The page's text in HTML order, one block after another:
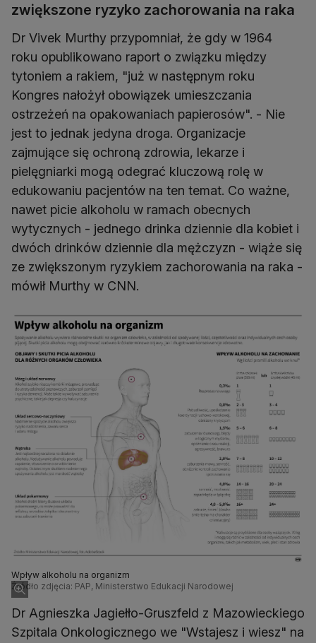
zwiększone ryzyko zachorowania na raka
Dr Vivek Murthy przypomniał, że gdy w 1964
roku opublikowano raport o związku między
tytoniem a rakiem, "już w następnym roku
Kongres nałożył obowiązek umieszczania
ostrzeżeń na opakowaniach papierosów". - Nie
jest to jednak jedyna droga. Organizacje
zajmujące się ochroną zdrowia, lekarze i
pielęgniarki mogą odegrać kluczową rolę w
edukowaniu pacjentów na ten temat. Co ważne,
nawet picie alkoholu w ramach obecnych
wytycznych - jednego drinka dziennie dla kobiet i
dwóch drinków dziennie dla mężczyzn - wiąże się
ze zwiększonym ryzykiem zachorowania na raka -
mówił Murthy w CNN.
Wpływ alkoholu na organizm
Źródło zdjęcia: PAP, Ministerstwo Edukacji Narodowej
Dr Agnieszka Jagiełło-Gruszfeld z Mazowieckiego
Szpitala Onkologicznego we "Wstajesz i wiesz" na